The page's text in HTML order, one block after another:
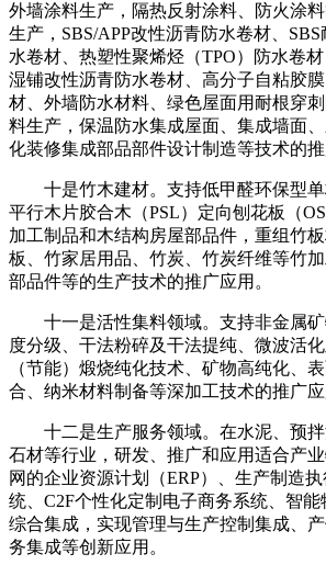
外墙涂料生产，隔热反射涂料、防火涂
生产，SBS/APP改性沥青防水卷材、
水卷材、热塑性聚烯烃（TPO）防水卷材
湿铺改性沥青防水卷材、高分子自粘胶
材、外墙防水材料、绿色屋面用耐根穿
料生产，保温防水集成屋面、集成墙面
化装修集成部品部件设计制造等技术的推
十是竹木建材。支持低甲醛环保型单
平行木片胶合木（PSL）定向刨花板（
加工制品和木结构房屋部品件，重组竹
板、竹家居用品、竹炭、竹炭纤维等竹
部品件等的生产技术的推广应用。
十一是活性集料领域。支持非金属矿
度分级、干法粉碎及干法提纯、微波活
（节能）煅烧纯化技术、矿物高纯化、
合、纳米材料制备等深加工技术的推广应
十二是生产服务领域。在水泥、预拌
石材等行业，研发、推广和应用适合产
网的企业资源计划（ERP）、生产制造
统、C2F个性化定制电子商务系统、智
综合集成，实现管理与生产控制集成、
务集成等创新应用。